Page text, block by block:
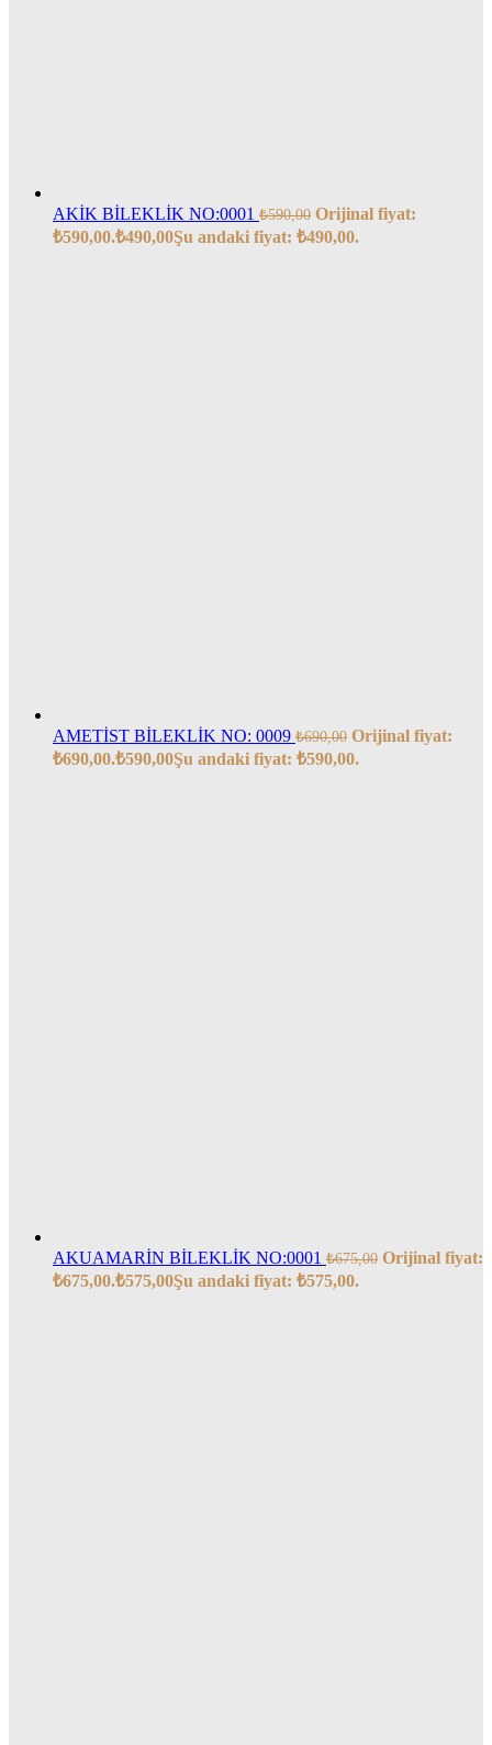
AKİK BİLEKLİK NO:0001 ₺590,00 Orijinal fiyat:
₺590,00.₺490,00Şu andaki fiyat: ₺490,00.
AMETİST BİLEKLİK NO: 0009 ₺690,00 Orijinal fiyat:
₺690,00.₺590,00Şu andaki fiyat: ₺590,00.
AKUAMARİN BİLEKLİK NO:0001 ₺675,00 Orijinal fiyat:
₺675,00.₺575,00Şu andaki fiyat: ₺575,00.